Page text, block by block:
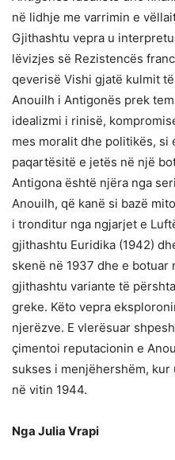
në lidhje me varrimin e
Gjithashtu vepra u
lëvizjes së Rezistencës
qeverisë Vishi gjatë kulmit
Anouilh i Antigonës prek
idealizmi i rinisë,
mes moralit dhe politikës, si
paqartësitë e jetës në një
Antigona është njëra nga
Anouilh, që kanë si bazë
i tronditur nga ngjarjet e
gjithashtu Euridika (1942)
skenë në 1937 dhe e botuar
gjithashtu variante të
greke. Këto vepra
njerëzve. E vlerësuar
çimentoi reputacionin e
sukses i menjëhershëm,
në vitin 1944.
Nga Julia Vrapi